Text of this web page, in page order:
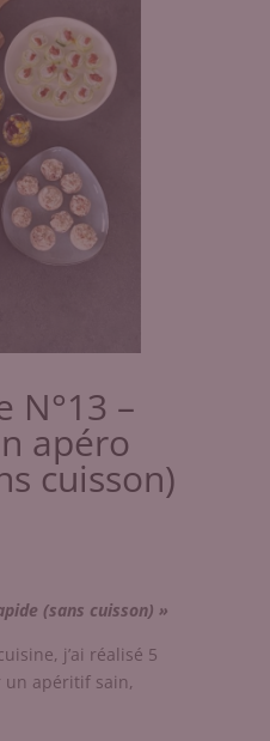
N°13 –
apéro
cuisson)
(sans cuisson) »
j’ai réalisé 5
un apéritif sain,